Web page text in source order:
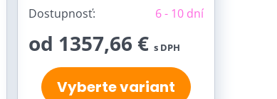
Dostupnosť: 6 - 10 dní
od 1357,66 € s DPH
Vyberte variant